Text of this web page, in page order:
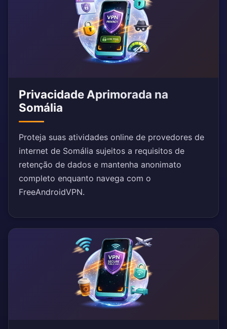
Privacidade Aprimorada na
Somália
Proteja suas atividades online de provedores de
internet de Somália sujeitos a requisitos de
retenção de dados e mantenha anonimato
completo enquanto navega com o
FreeAndroidVPN.